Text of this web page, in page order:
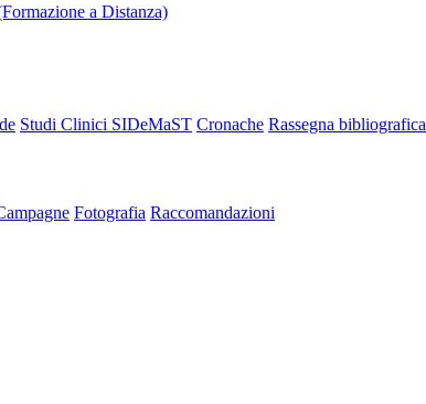
a Distanza)
Studi Clinici SIDeMaST Cronache Rassegna bibliografica
Fotografia Raccomandazioni